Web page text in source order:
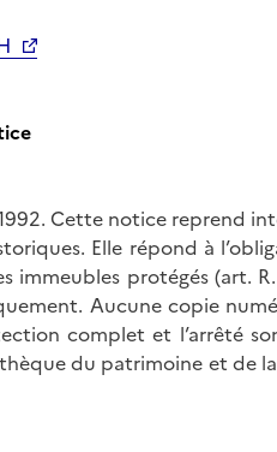
Cette notice reprend
Elle répond à
immeubles protégés (art.
Aucune copie
complet et l’arrêté
du patrimoine et de